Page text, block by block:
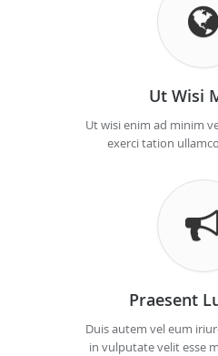
Ut Wisi
Ut wisi enim ad minim
exerci tation
Praesent
Duis autem vel eum
in vulputate velit esse